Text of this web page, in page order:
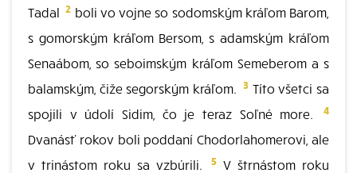
Tadal 2 boli vo vojne so sodomským kráľom Barom,
s gomorským kráľom Bersom, s adamským kráľom
Senaábom, so seboimským kráľom Semeberom a s
balamským, čiže segorským kráľom. 3Títo všetci sa
spojili v údolí Sidim, čo je teraz Soľné more.
4
Dvanásť rokov boli poddaní Chodorlahomerovi, ale
v trinástom roku sa vzbúrili.
5 V štrnástom roku